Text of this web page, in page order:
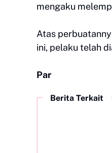
mengaku
Atas
ini, pelaku telah
Par
Berita Terkait